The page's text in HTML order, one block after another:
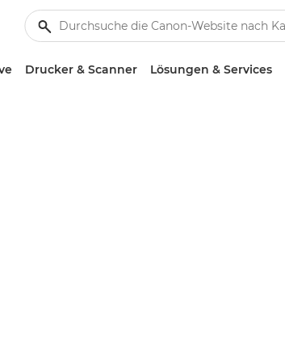
Drucker & Scanner Lösungen & Services